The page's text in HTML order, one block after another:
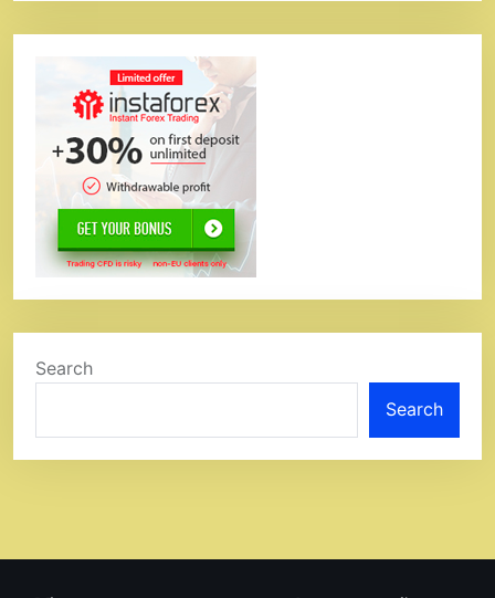
Search
Search